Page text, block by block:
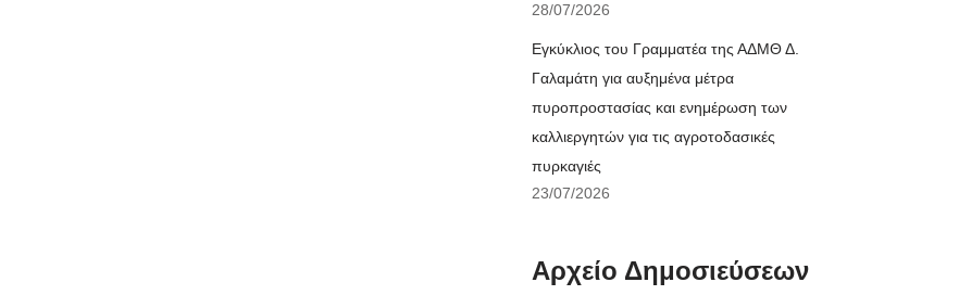
28/07/2026
Εγκύκλιος του Γραμματέα της ΑΔΜΘ Δ.
Γαλαμάτη για αυξημένα μέτρα
πυροπροστασίας και ενημέρωση των
καλλιεργητών για τις αγροτοδασικές
πυρκαγιές
23/07/2026
Αρχείο Δημοσιεύσεων